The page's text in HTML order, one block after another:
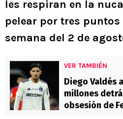
les respiran en la
pelear por tres
semana del 2 de
VER TAMBIÉN
Diego Valdés
millones
obsesión de